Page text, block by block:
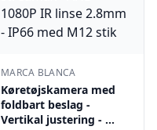
MARCA BLANCA
Køretøjskamera med
foldbart beslag -
Vertikal justering - …